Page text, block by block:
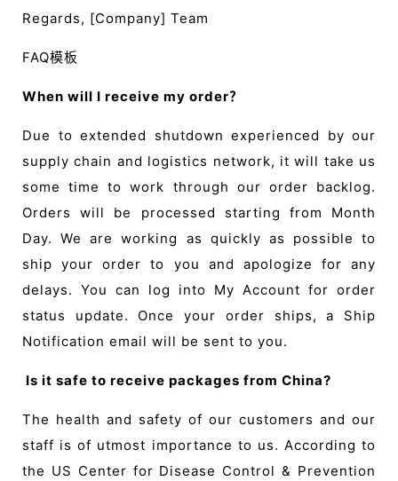
Regards, [Company] Team
FAQ模板
When will I receive my order？
Due to extended shutdown experienced by our
supply chain and logistics network, it will take us
some time to work through our order backlog.
Orders will be processed starting from Month
Day. We are working as quickly as possible to
ship your order to you and apologize for any
delays. You can log into My Account for order
status update. Once your order ships, a Ship
Notification email will be sent to you.
Is it safe to receive packages from China?
The health and safety of our customers and our
staff is of utmost importance to us. According to
the US Center for Disease Control & Prevention